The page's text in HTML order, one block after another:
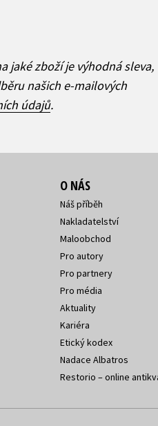
jaké zboží je výhodná sleva,
našich e-mailových
údajů.
O NÁS
Náš příběh
Nakladatelství
Maloobchod
Pro autory
Pro partnery
Pro média
Aktuality
Kariéra
Etický kodex
Nadace Albatros
Restorio – online